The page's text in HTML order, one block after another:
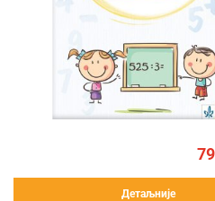
Детаљније